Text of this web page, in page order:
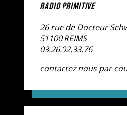
RADIO PRIMITIVE
26 rue de Docteur
51100 REIMS
03.26.02.33.76
contactez nous par